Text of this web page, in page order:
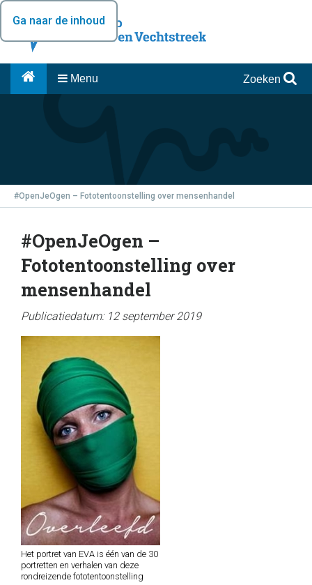
Ga naar de inhoud
Menu Zoeken
#OpenJeOgen – Fototentoonstelling over mensenhandel
#OpenJeOgen –
Fototentoonstelling over
mensenhandel
Publicatiedatum: 12 september 2019
Het portret van EVA is één van de 30
portretten en verhalen van deze
rondreizende fototentoonstelling